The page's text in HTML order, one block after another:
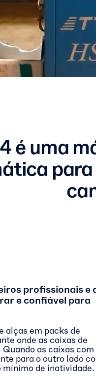
é uma
para
profissionais e
e confiável para
alças em packs de
onde as caixas de
as caixas com
para o outro lado
de inatividade.